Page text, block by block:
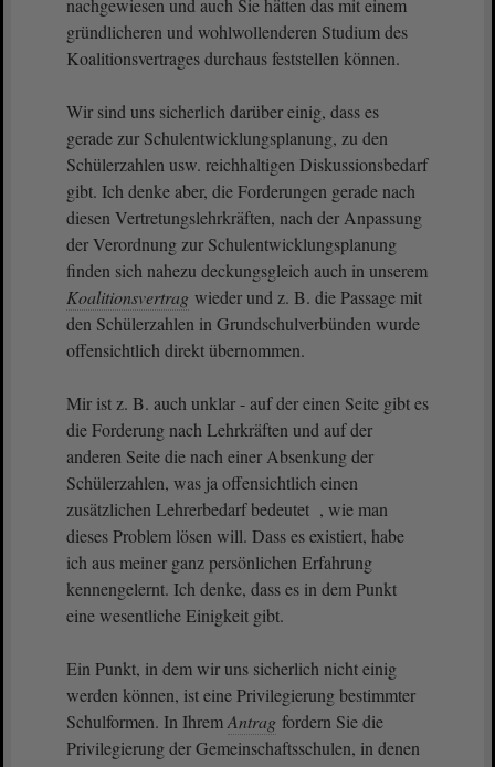
nachgewiesen und auch Sie hätten das mit einem
gründlicheren und wohlwollenderen Studium des
Koalitionsvertrages durchaus feststellen können.
Wir sind uns sicherlich darüber einig, dass es
gerade zur Schulentwicklungsplanung, zu den
Schülerzahlen usw. reichhaltigen Diskussionsbedarf
gibt. Ich denke aber, die Forderungen gerade nach
diesen Vertretungslehrkräften, nach der Anpassung
der Verordnung zur Schulentwicklungsplanung
finden sich nahezu deckungsgleich auch in unserem
Koalitionsvertrag wieder und z. B. die Passage mit
den Schülerzahlen in Grundschulverbünden wurde
offensichtlich direkt übernommen.
Mir ist z. B. auch unklar - auf der einen Seite gibt es
die Forderung nach Lehrkräften und auf der
anderen Seite die nach einer Absenkung der
Schülerzahlen, was ja offensichtlich einen
zusätzlichen Lehrerbedarf bedeutet , wie man
dieses Problem lösen will. Dass es existiert, habe
ich aus meiner ganz persönlichen Erfahrung
kennengelernt. Ich denke, dass es in dem Punkt
eine wesentliche Einigkeit gibt.
Ein Punkt, in dem wir uns sicherlich nicht einig
werden können, ist eine Privilegierung bestimmter
Schulformen. In IhremAntrag fordern Sie die
Privilegierung der Gemeinschaftsschulen, in denen